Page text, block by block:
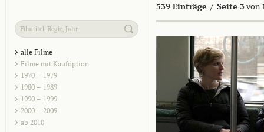
539 Einträge / Seite 3von
alle Filme
Filme mit Kaufoption
1970 – 1979
1980 – 1989
1990 – 1999
2000 – 2009
ab 2010